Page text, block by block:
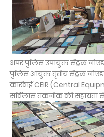
अपर पुलिस उपायुक्त सेंट्रल
पुलिस आयुक्त तृतीय सेंट्रल
कार्रवाई CEIR (Central
सर्विलांस तकनीक की सहायता